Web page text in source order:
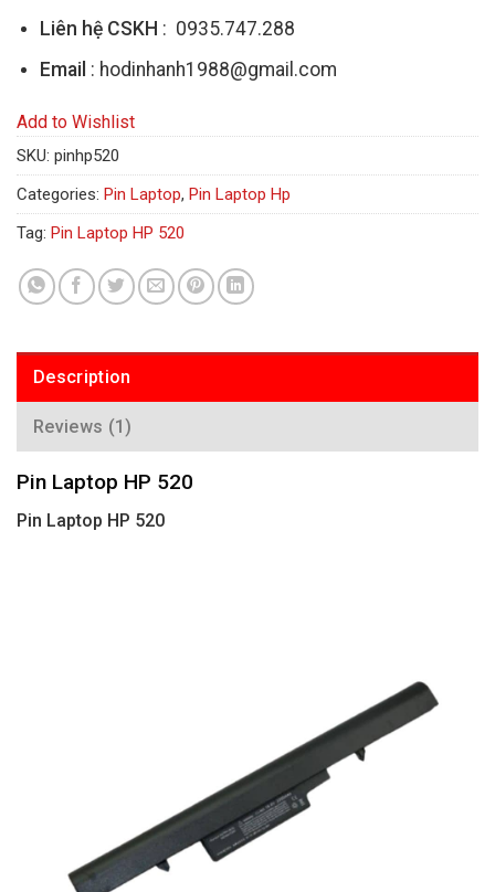
Liên hệ CSKH : 0935.747.288
Email : hodinhanh1988@gmail.com
Add to Wishlist
SKU: pinhp520
Categories: Pin Laptop, Pin Laptop Hp
Tag: Pin Laptop HP 520
Description
Reviews (1)
Pin Laptop HP 520
Pin Laptop HP 520